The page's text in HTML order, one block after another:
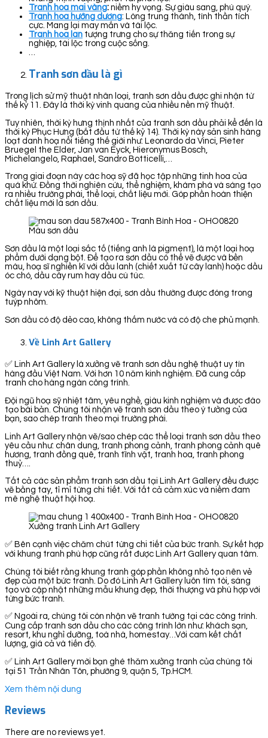
Tranh hoa mai vàng: niềm hy vọng. Sự giàu sang, phú quý.
Tranh hoa hướng dương: Lòng trung thành, tình thần tích
cực. Mang lại may mắn và tài lộc.
Tranh hoa lan tượng trưng cho sự thăng tiến trong sự
nghiệp, tài lộc trong cuộc sống.
…
Tranh sơn dầu là gì
Trong lịch sử mỹ thuật nhân loại, tranh sơn dầu được ghi nhận từ
thế kỷ 11. Đây là thời kỳ vinh quang của nhiều nền mỹ thuật.
Tuy nhiên, thời kỳ hưng thịnh nhất của tranh sơn dầu phải kể đến là
thời kỳ Phục Hưng (bắt đầu từ thế kỷ 14). Thời kỳ này sản sinh hàng
loạt danh hoạ nổi tiếng thế giới như: Leonardo da Vinci, Pieter
Bruegel the Elder, Jan van Eyck, Hieronymus Bosch,
Michelangelo, Raphael, Sandro Botticelli,…
Trong giai đoạn này các hoạ sỹ đã học tập những tinh hoa của
quá khứ. Đồng thời nghiên cứu, thể nghiệm, khám phá và sáng tạo
ra nhiều trường phái, thể loại, chất liệu mới. Góp phần hoàn thiện
chất liệu mới là sơn dầu.
Màu sơn dầu
Sơn dầu là một loại sắc tố (tiếng anh là pigment), là một loại hoạ
phẩm dưới dạng bột. Để tạo ra sơn dầu có thể vẽ được và bền
màu, hoạ sĩ nghiền kĩ với dầu lanh (chiết xuất từ cây lanh) hoặc dầu
óc chó, dầu cây rum hay dầu cù túc.
Ngày nay với kỹ thuật hiện đại, sơn dầu thường được đóng trong
tuýp nhôm.
Sơn dầu có độ dẻo cao, không thấm nước và có độ che phủ mạnh.
Về Linh Art Gallery
✅ Linh Art Gallery là xưởng vẽ tranh sơn dầu nghệ thuật uy tín
hàng đầu Việt Nam. Với hơn 10 năm kinh nghiệm. Đã cung cấp
tranh cho hàng ngàn công trình.
Đội ngũ hoạ sỹ nhiệt tâm, yêu nghề, giàu kinh nghiệm và được đào
tạo bài bản. Chúng tôi nhận vẽ tranh sơn dầu theo ý tưởng của
bạn, sao chép tranh theo mọi trường phái.
Linh Art Gallery nhận vẽ/sao chép các thể loại tranh sơn dầu theo
yêu cầu như: chân dung, tranh phong cảnh, tranh phong cảnh quê
hương, tranh đồng quê, tranh tĩnh vật, tranh hoa, tranh phong
thuỷ….
Tất cả các sản phẩm tranh sơn dầu tại Linh Art Gallery đều được
vẽ bằng tay, tỉ mỉ từng chi tiết. Với tất cả cảm xúc và niềm đam
mê nghệ thuật hội hoạ.
Xưởng tranh Linh Art Gallery
✅ Bên cạnh việc chăm chút từng chi tiết của bức tranh. Sự kết hợp
với khung tranh phù hợp cũng rất được Linh Art Gallery quan tâm.
Chúng tôi biết rằng khung tranh góp phần không nhỏ tạo nên vẻ
đẹp của một bức tranh. Do đó Linh Art Gallery luôn tìm tòi, sáng
tạo và cập nhật những mẫu khung đẹp, thời thượng và phù hợp với
từng bức tranh.
✅ Ngoài ra, chúng tôi còn nhận vẽ tranh tường tại các công trình.
Cung cấp tranh sơn dầu cho các công trình lớn như: khách sạn,
resort, khu nghỉ dưỡng, toà nhà, homestay…Với cam kết chất
lượng, giá cả và tiến độ.
✅ Linh Art Gallery mời bạn ghé thăm xưởng tranh của chúng tôi
tại 51 Trần Nhân Tôn, phường 9, quận 5, Tp.HCM.
Xem thêm nội dung
Reviews
There are no reviews yet.